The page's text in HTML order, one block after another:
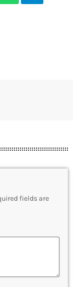
fields are